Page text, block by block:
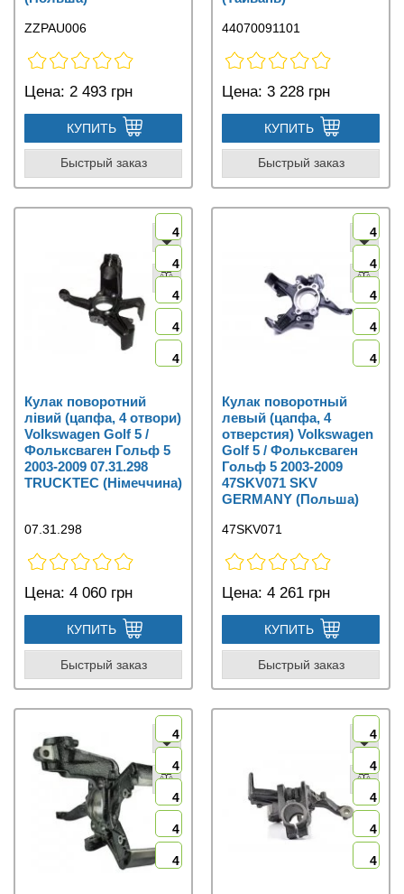
ZZPAU006
Цена: 2 493 грн
КУПИТЬ
Быстрый заказ
44070091101
Цена: 3 228 грн
КУПИТЬ
Быстрый заказ
4
4
4
4
4
Кулак поворотний
лівий (цапфа, 4 отвори)
Volkswagen Golf 5 /
Фольксваген Гольф 5
2003-2009 07.31.298
TRUCKTEC (Німеччина)
07.31.298
Цена: 4 060 грн
КУПИТЬ
Быстрый заказ
4
4
4
4
4
Кулак поворотный
левый (цапфа, 4
отверстия) Volkswagen
Golf 5 / Фольксваген
Гольф 5 2003-2009
47SKV071 SKV
GERMANY (Польша)
47SKV071
Цена: 4 261 грн
КУПИТЬ
Быстрый заказ
4
4
4
4
4
4
4
4
4
4